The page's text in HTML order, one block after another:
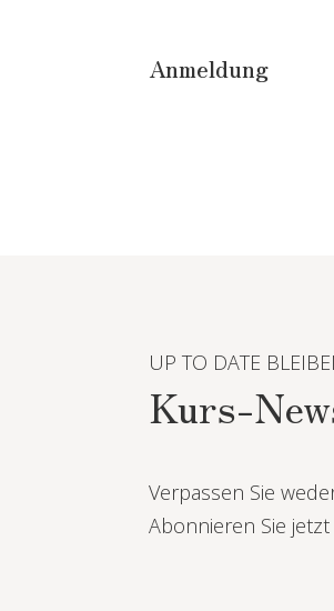
Anmeldung
UP TO DATE
Kurs-
Verpassen Sie
Abonnieren Sie